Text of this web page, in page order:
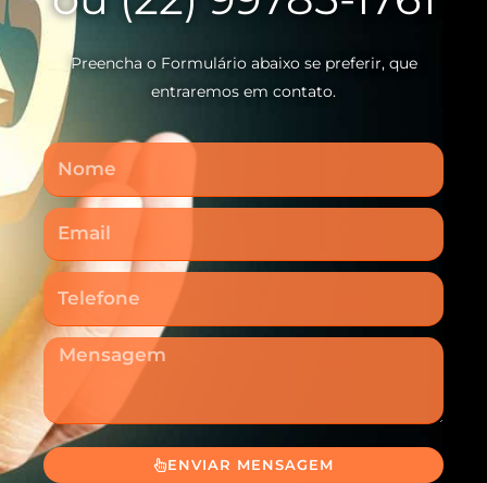
Preencha o Formulário abaixo se preferir, que
entraremos em contato.
Nome
Email
Telefone
Mensagem
ENVIAR MENSAGEM